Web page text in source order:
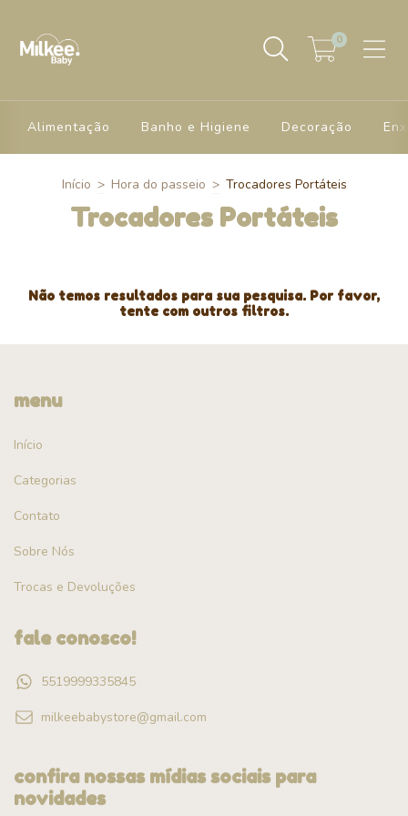
0
Alimentação Banho e Higiene Decoração
Início > Hora do passeio > Trocadores Portáteis
Trocadores Portáteis
Não temos resultados para sua pesquisa. Por favor,
tente com outros filtros.
menu
Início
Categorias
Contato
Sobre Nós
Trocas e Devoluções
fale conosco!
5519999335845
milkeebabystore@gmail.com
confira nossas mídias sociais para
novidades